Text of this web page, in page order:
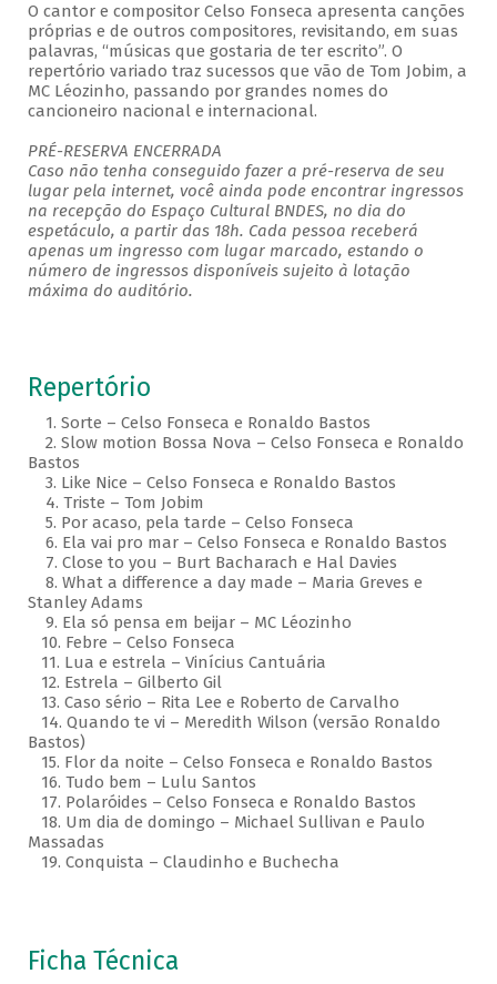
O cantor e compositor Celso Fonseca apresenta canções
próprias e de outros compositores, revisitando, em suas
palavras, “músicas que gostaria de ter escrito”. O
repertório variado traz sucessos que vão de Tom Jobim, a
MC Léozinho, passando por grandes nomes do
cancioneiro nacional e internacional.
PRÉ-RESERVA ENCERRADA
Caso não tenha conseguido fazer a pré-reserva de seu
lugar pela internet, você ainda pode encontrar ingressos
na recepção do Espaço Cultural BNDES, no dia do
espetáculo, a partir das 18h. Cada pessoa receberá
apenas um ingresso com lugar marcado, estando o
número de ingressos disponíveis sujeito à lotação
máxima do auditório.
Repertório
1. Sorte – Celso Fonseca e Ronaldo Bastos
2. Slow motion Bossa Nova – Celso Fonseca e Ronaldo
Bastos
3. Like Nice – Celso Fonseca e Ronaldo Bastos
4. Triste – Tom Jobim
5. Por acaso, pela tarde – Celso Fonseca
6. Ela vai pro mar – Celso Fonseca e Ronaldo Bastos
7. Close to you – Burt Bacharach e Hal Davies
8. What a difference a day made – Maria Greves e
Stanley Adams
9. Ela só pensa em beijar – MC Léozinho
10. Febre – Celso Fonseca
11. Lua e estrela – Vinícius Cantuária
12. Estrela – Gilberto Gil
13. Caso sério – Rita Lee e Roberto de Carvalho
14. Quando te vi – Meredith Wilson (versão Ronaldo
Bastos)
15. Flor da noite – Celso Fonseca e Ronaldo Bastos
16. Tudo bem – Lulu Santos
17. Polaróides – Celso Fonseca e Ronaldo Bastos
18. Um dia de domingo – Michael Sullivan e Paulo
Massadas
19. Conquista – Claudinho e Buchecha
Ficha Técnica